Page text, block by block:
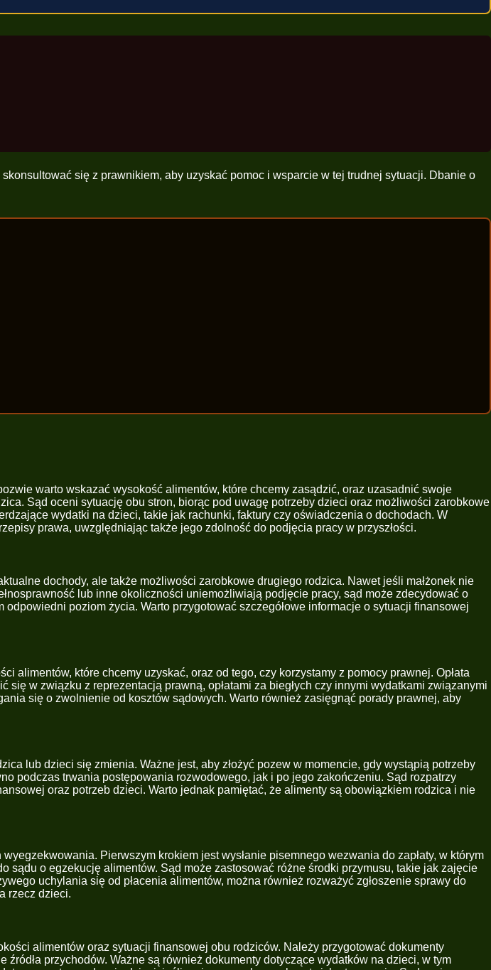
się z prawnikiem, aby uzyskać pomoc i wsparcie w tej trudnej sytuacji. Dbanie o
warto wskazać wysokość alimentów, które chcemy zasądzić, oraz uzasadnić swoje
Sąd oceni sytuację obu stron, biorąc pod uwagę potrzeby dzieci oraz możliwości zarobkowe
wydatki na dzieci, takie jak rachunki, faktury czy oświadczenia o dochodach. W
prawa, uwzględniając także jego zdolność do podjęcia pracy w przyszłości.
dochody, ale także możliwości zarobkowe drugiego rodzica. Nawet jeśli małżonek nie
lub inne okoliczności uniemożliwiają podjęcie pracy, sąd może zdecydować o
poziom życia. Warto przygotować szczegółowe informacje o sytuacji finansowej
alimentów, które chcemy uzyskać, oraz od tego, czy korzystamy z pomocy prawnej. Opłata
w związku z reprezentacją prawną, opłatami za biegłych czy innymi wydatkami związanymi
się o zwolnienie od kosztów sądowych. Warto również zasięgnąć porady prawnej, aby
lub dzieci się zmienia. Ważne jest, aby złożyć pozew w momencie, gdy wystąpią potrzeby
podczas trwania postępowania rozwodowego, jak i po jego zakończeniu. Sąd rozpatrzy
oraz potrzeb dzieci. Warto jednak pamiętać, że alimenty są obowiązkiem rodzica i nie
Pierwszym krokiem jest wysłanie pisemnego wezwania do zapłaty, w którym
sądu o egzekucję alimentów. Sąd może zastosować różne środki przymusu, takie jak zajęcie
uchylania się od płacenia alimentów, można również rozważyć zgłoszenie sprawy do
rzecz dzieci.
alimentów oraz sytuacji finansowej obu rodziców. Należy przygotować dokumenty
przychodów. Ważne są również dokumenty dotyczące wydatków na dzieci, w tym